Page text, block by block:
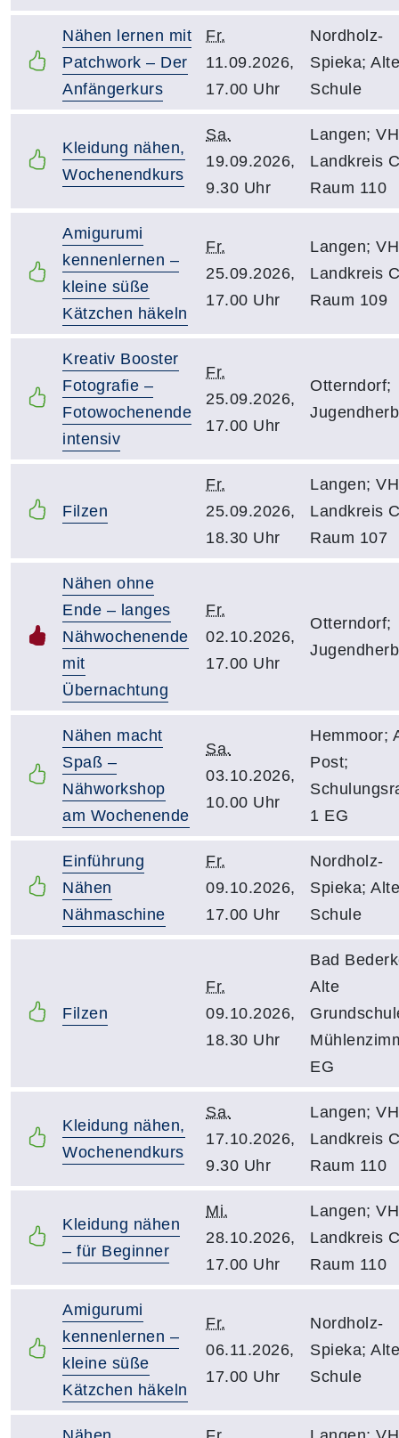
Nähen lernen mit
Patchwork – Der
Anfängerkurs
Fr.
11.09.2026,
17.00 Uhr
Nordholz-
Spieka; Alte
Schule
Kleidung nähen,
Wochenendkurs
Sa.
19.09.2026,
9.30 Uhr
Langen;
Landkreis
Raum 110
Amigurumi
kennenlernen –
kleine süße
Kätzchen häkeln
Fr.
25.09.2026,
17.00 Uhr
Langen;
Landkreis
Raum 109
Kreativ Booster
Fotografie –
Fotowochenende
intensiv
Fr.
25.09.2026,
17.00 Uhr
Otterndorf;
Filzen
Fr.
25.09.2026,
18.30 Uhr
Langen;
Landkreis
Raum 107
Nähen ohne
Ende – langes
Nähwochenende
mit
Übernachtung
Fr.
02.10.2026,
17.00 Uhr
Otterndorf;
Nähen macht
Spaß –
Nähworkshop
am Wochenende
Sa.
03.10.2026,
10.00 Uhr
Hemmoor;
Post;
1 EG
Einführung
Nähen
Nähmaschine
Fr.
09.10.2026,
17.00 Uhr
Nordholz-
Spieka; Alte
Schule
Filzen
Fr.
09.10.2026,
18.30 Uhr
Bad
Alte
EG
Kleidung nähen,
Wochenendkurs
Sa.
17.10.2026,
9.30 Uhr
Langen;
Landkreis
Raum 110
Kleidung nähen
– für Beginner
Mi.
28.10.2026,
17.00 Uhr
Langen;
Landkreis
Raum 110
Amigurumi
kennenlernen –
kleine süße
Kätzchen häkeln
Fr.
06.11.2026,
17.00 Uhr
Nordholz-
Spieka; Alte
Schule